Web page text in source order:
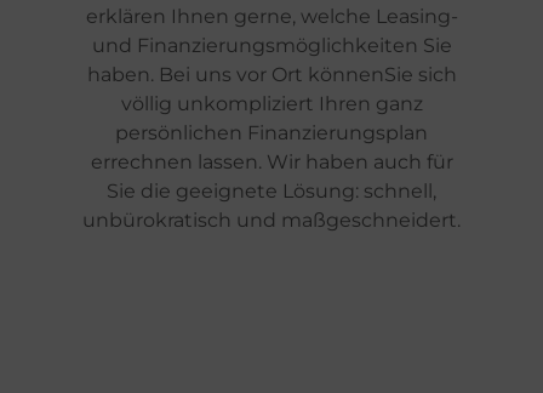
erklären Ihnen gerne, welche Leasing-
und Finanzierungsmöglichkeiten Sie
haben. Bei uns vor Ort könnenSie sich
völlig unkompliziert Ihren ganz
persönlichen Finanzierungsplan
errechnen lassen. Wir haben auch für
Sie die geeignete Lösung: schnell,
unbürokratisch und maßgeschneidert.